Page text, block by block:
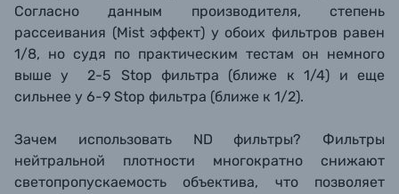
Согласно данным производителя, степень
рассеивания (Mist эффект) у обоих фильтров равен
1/8, но судя по практическим тестам он немного
выше у
2-5 Stop фильтра (ближе к 1/4) и еще
сильнее у 6-9 Stop фильтра (ближе к 1/2).
Зачем использовать ND фильтры? Фильтры
нейтральной плотности многократно снижают
светопропускаемость объектива, что позволяет